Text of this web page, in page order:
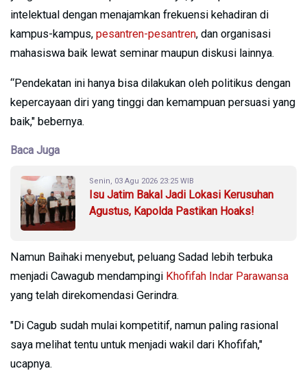
intelektual dengan menajamkan frekuensi kehadiran di
kampus-kampus, pesantren-pesantren, dan organisasi
mahasiswa baik lewat seminar maupun diskusi lainnya.
“Pendekatan ini hanya bisa dilakukan oleh politikus dengan
kepercayaan diri yang tinggi dan kemampuan persuasi yang
baik," bebernya.
Baca Juga
Senin, 03 Agu 2026 23:25 WIB
Isu Jatim Bakal Jadi Lokasi Kerusuhan
Agustus, Kapolda Pastikan Hoaks!
Namun Baihaki menyebut, peluang Sadad lebih terbuka
menjadi Cawagub mendampingi Khofifah Indar Parawansa
yang telah direkomendasi Gerindra.
"Di Cagub sudah mulai kompetitif, namun paling rasional
saya melihat tentu untuk menjadi wakil dari Khofifah,"
ucapnya.